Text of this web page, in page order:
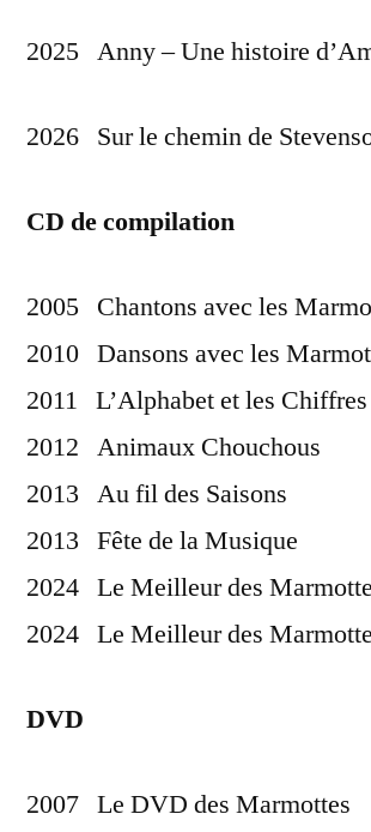
2025 Anny – Une histoire
2026 Sur le chemin de
CD de compilation
2005 Chantons avec les
2010 Dansons avec les
2011 L’Alphabet et les Chiffres
2012 Animaux Chouchous
2013 Au fil des Saisons
2013 Fête de la Musique
2024 Le Meilleur des
2024 Le Meilleur des
DVD
2007 Le DVD des Marmottes